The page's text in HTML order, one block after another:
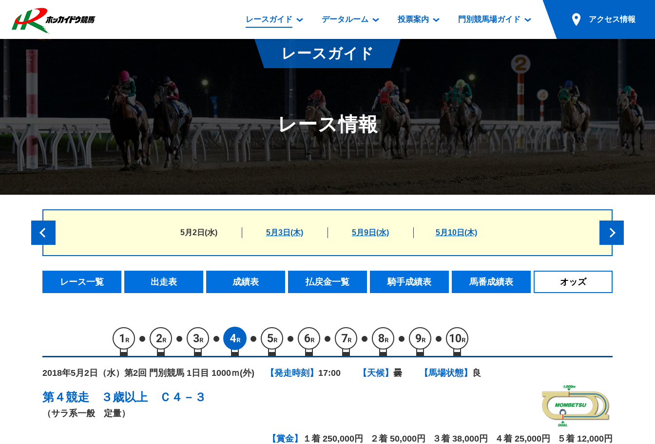
レースガイド
レース情報
払戻金一覧
騎手成績表
馬番成績表
オッズ
番組・級別表ダウンロード
開催カレンダー
重賞競走体系図
スタリオンシリーズ競走
道内の発売情報(PDF)
データルーム
データルーム
騎手・調教師紹介
坂路調教映像
遠征馬情報
番組編成要領
映像コンテンツ
重賞競走VTR
重賞競走参考VTR
レースダイジェスト
新馬ダイジェスト
投票案内
電話・インターネット投票
場外発売所
実況・テレホンサービス
発売・払戻
門別競馬場ガイド
門別競馬場情報
門別競馬場グルメ
とねっこジンギスカン
いずみ食堂
ルンビニフードカフェ
勝馬屋
アクセス情報
無料送迎バスでのご来場
公共の交通機関でのご来場
レースガイド
レース情報
5月2日(水) 5月3日(木) 5月9日(水) 5月10日(木)
レース一覧 出走表 成績表 払戻金一覧 騎手成績表 馬番成績表 オッズ
1 R 2R 3R 4R 5R 6R 7R 8R 9R 10R
2018年5月2日（水） 第2回 門別競馬 1日目 1000ｍ(外) 【発走時刻】 17:00 【天候】 曇 【馬場状態】 良
第４競走 ３歳以上 Ｃ４－３
（サラ系一般 定量）
【賞金】 １着 250,000円 ２着 50,000円 ３着 38,000円 ４着 25,000円 ５着 12,000円